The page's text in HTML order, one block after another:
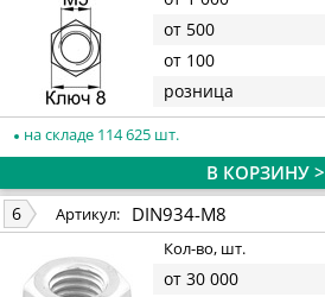
от 500
от 100
розница
на складе 114 625 шт.
В КОРЗИНУ >
6 Артикул: DIN934-M8
Кол-во, шт.
от 30 000